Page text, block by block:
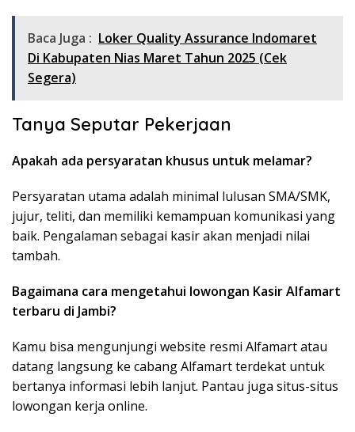
Baca Juga : Loker Quality Assurance Indomaret
Di Kabupaten Nias Maret Tahun 2025 (Cek
Segera)
Tanya Seputar Pekerjaan
Apakah ada persyaratan khusus untuk melamar?
Persyaratan utama adalah minimal lulusan SMA/SMK,
jujur, teliti, dan memiliki kemampuan komunikasi yang
baik. Pengalaman sebagai kasir akan menjadi nilai
tambah.
Bagaimana cara mengetahui lowongan Kasir Alfamart
terbaru di Jambi?
Kamu bisa mengunjungi website resmi Alfamart atau
datang langsung ke cabang Alfamart terdekat untuk
bertanya informasi lebih lanjut. Pantau juga situs-situs
lowongan kerja online.